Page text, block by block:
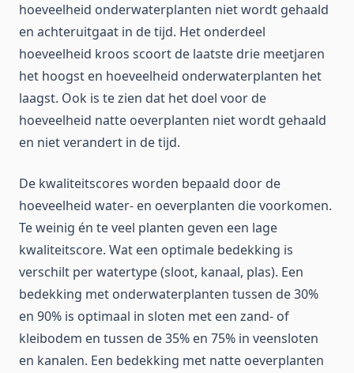
hoeveelheid onderwaterplanten niet wordt gehaald
en achteruitgaat in de tijd. Het onderdeel
hoeveelheid kroos scoort de laatste drie meetjaren
het hoogst en hoeveelheid onderwaterplanten het
laagst. Ook is te zien dat het doel voor de
hoeveelheid natte oeverplanten niet wordt gehaald
en niet verandert in de tijd.
De kwaliteitscores worden bepaald door de
hoeveelheid water- en oeverplanten die voorkomen.
Te weinig én te veel planten geven een lage
kwaliteitscore. Wat een optimale bedekking is
verschilt per watertype (sloot, kanaal, plas). Een
bedekking met onderwaterplanten tussen de 30%
en 90% is optimaal in sloten met een zand- of
kleibodem en tussen de 35% en 75% in veensloten
en kanalen. Een bedekking met natte oeverplanten